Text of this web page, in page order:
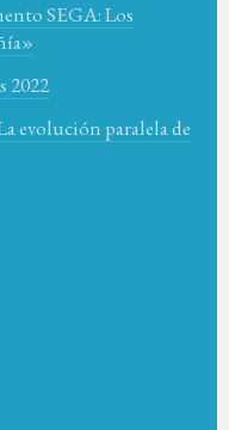
SEGA: Los
2022
evolución paralela de